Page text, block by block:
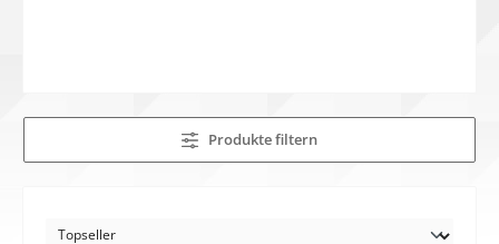
Produkte filtern